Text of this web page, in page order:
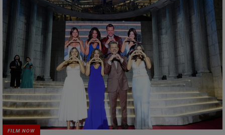
FILM NOW